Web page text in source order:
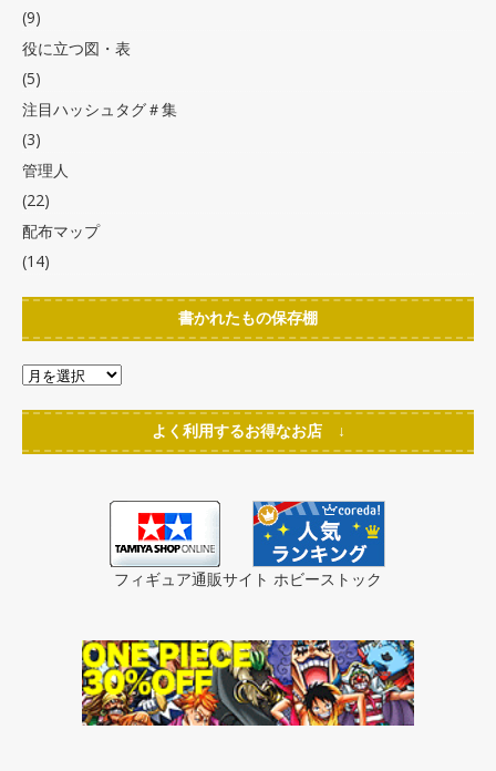
(9)
役に立つ図・表
(5)
注目ハッシュタグ＃集
(3)
管理人
(22)
配布マップ
(14)
書かれたもの保存棚
よく利用するお得なお店 ↓
フィギュア通販サイト ホビーストック